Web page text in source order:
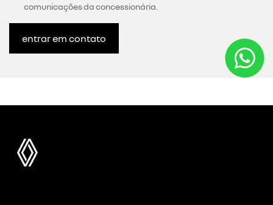
comunicações da concessionária.
entrar em contato